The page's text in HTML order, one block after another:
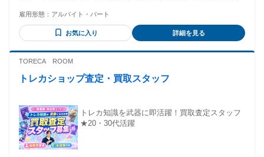
として優遇します◎
雇用形態： アルバイト・パート
お気に入り 詳細を見る
TORECA ROOM
トレカショップ査定・買取スタッフ
トレカ知識を武器に即活躍！買取査定スタッフ
★20・30代活躍